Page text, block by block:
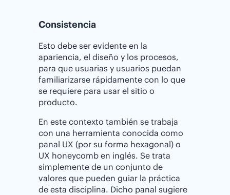
Consistencia
Esto debe ser evidente en la
apariencia, el diseño y los procesos,
para que usuarias y usuarios puedan
familiarizarse rápidamente con lo que
se requiere para usar el sitio o
producto.
En este contexto también se trabaja
con una herramienta conocida como
panal UX (por su forma hexagonal) o
UX honeycomb en inglés. Se trata
simplemente de un conjunto de
valores que pueden guiar la práctica
de esta disciplina. Dicho panal sugiere